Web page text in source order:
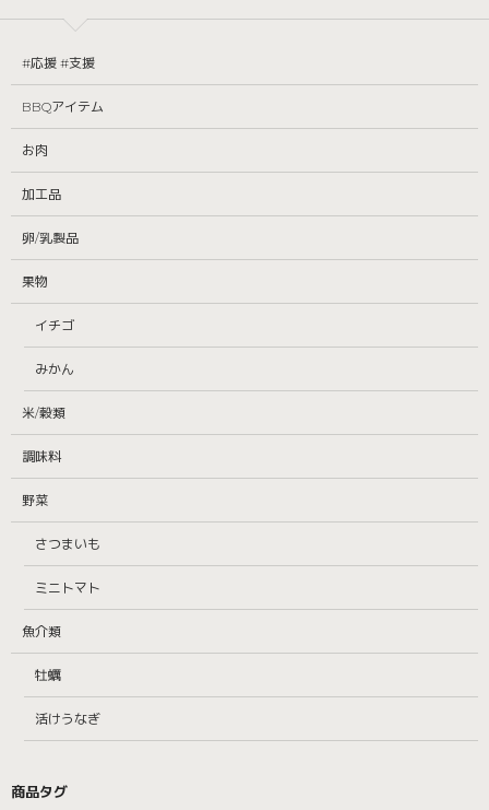
#応援 #支援
BBQアイテム
お肉
加工品
卵/乳製品
果物
イチゴ
みかん
米/穀類
調味料
野菜
さつまいも
ミニトマト
魚介類
牡蠣
活けうなぎ
商品タグ